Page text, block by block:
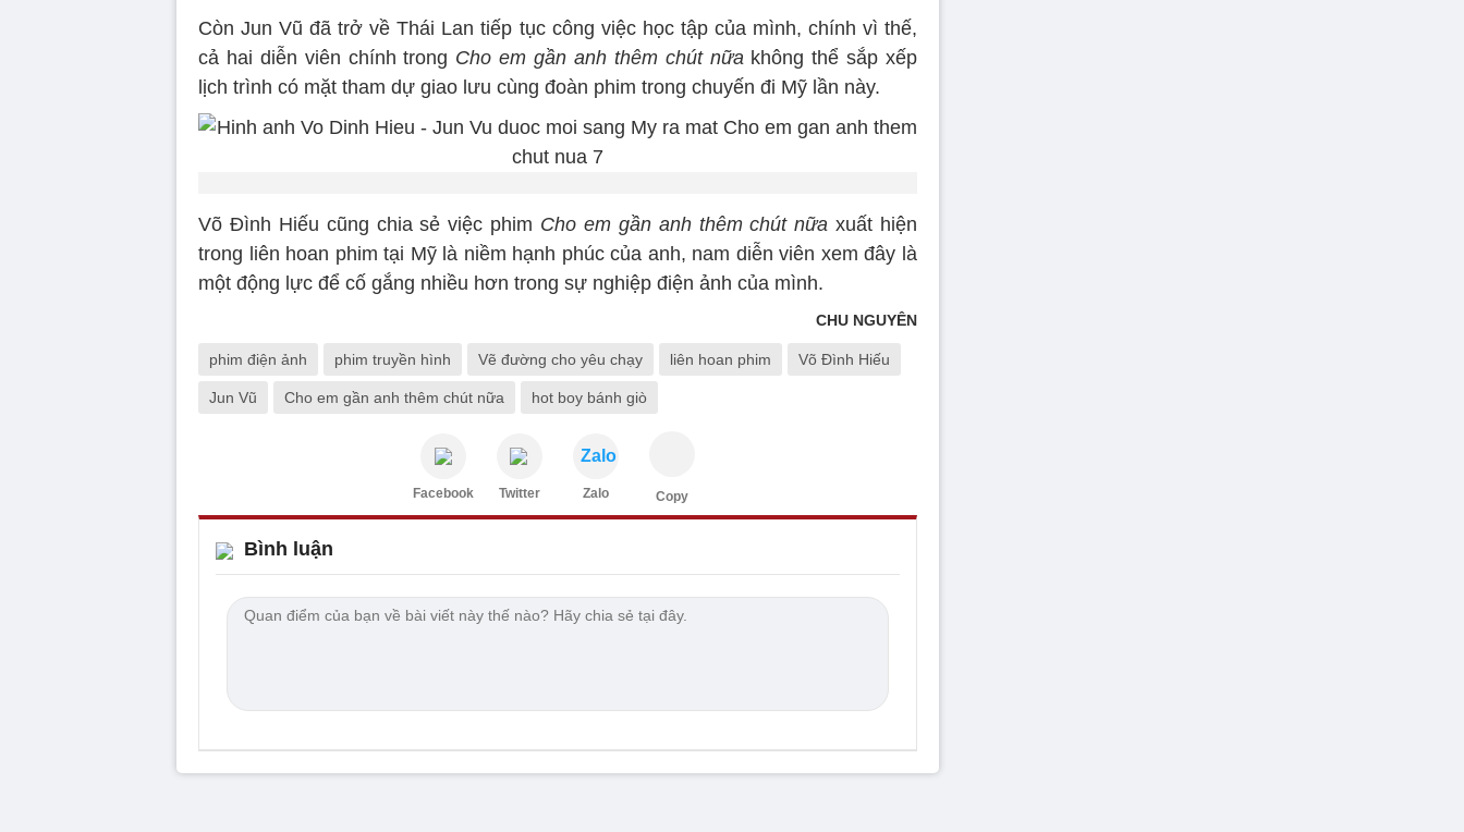
Còn Jun Vũ đã trở về Thái Lan tiếp tục công việc học tập của mình, chính vì thế,
cả hai diễn viên chính trong Cho em gần anh thêm chút nữakhông thể sắp xếp
lịch trình có mặt tham dự giao lưu cùng đoàn phim trong chuyến đi Mỹ lần này.
Võ Đình Hiếu cũng chia sẻ việc phim Cho em gần anh thêm chút nữa xuất hiện
trong liên hoan phim tại Mỹ là niềm hạnh phúc của anh, nam diễn viên xem đây là
một động lực để cố gắng nhiều hơn trong sự nghiệp điện ảnh của mình.
CHU NGUYÊN
phim điện ảnh phim truyền hình Vẽ đường cho yêu chạy liên hoan phim Võ Đình Hiếu
Jun Vũ Cho em gần anh thêm chút nữa hot boy bánh giò
Facebook Twitter
Zalo
Zalo Copy
Bình luận